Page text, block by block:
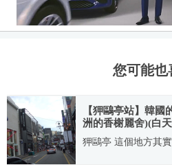
您可能也
【狎鷗亭站】韓國
洲的香榭麗舍)(白
食/流行重鎮)
狎鷗亭 這個地方其